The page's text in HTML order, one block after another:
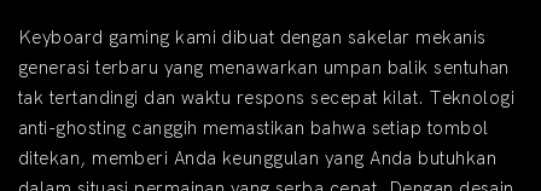
Keyboard gaming kami dibuat dengan sakelar mekanis
generasi terbaru yang menawarkan umpan balik sentuhan
tak tertandingi dan waktu respons secepat kilat. Teknologi
anti-ghosting canggih memastikan bahwa setiap tombol
ditekan, memberi Anda keunggulan yang Anda butuhkan